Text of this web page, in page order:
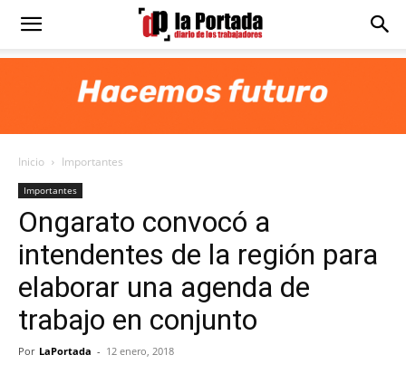
Diario
Portada
Inicio Importantes
Importantes
Ongarato convocó a
intendentes de la región para
elaborar una agenda de
trabajo en conjunto
Por LaPortada - 12 enero, 2018